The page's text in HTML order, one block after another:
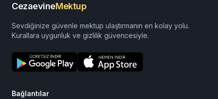
CezaevineMektup
Sevdiğinize güvenle mektup ulaştırmanın en kolay yolu.
Kurallara uygunluk ve gizlilik güvencesiyle.
Bağlantılar